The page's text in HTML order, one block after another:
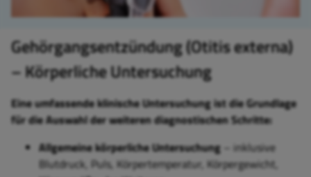
Gehörgangsentzündung (Otitis externa)
– Körperliche Untersuchung
Eine umfassende klinische Untersuchung ist die Grundlage
für die Auswahl der weiteren diagnostischen Schritte:
Allgemeine körperliche Untersuchung – inklusive
Blutdruck, Puls, Körpertemperatur, Körpergewicht,